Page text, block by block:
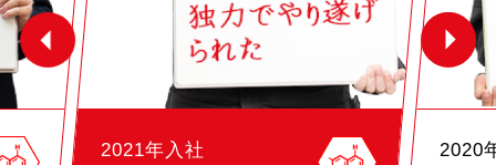
2021年入社 2020